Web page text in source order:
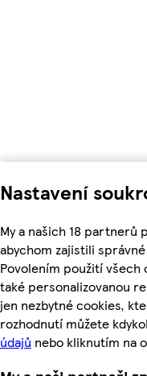
Nastavení
My a našich 18 partnerů
abychom zajistili
Povolením použití všech
také personalizovanou
jen nezbytné cookies,
rozhodnutí můžete
údajů nebo kliknutím na